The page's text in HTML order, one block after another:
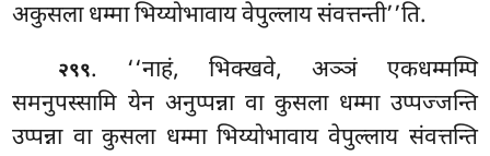
अकुसला धम्मा भिय्योभावाय वेपुल्लाय संवत्तन्ती’’ति.
२९९. ‘‘नाहं, भिक्खवे, अञ्ञं एकधम्मम्पि
समनुपस्सामि येन अनुप्पन्ना वा कुसला धम्मा उप्पज्जन्ति
उप्पन्ना वा कुसला धम्मा भिय्योभावाय वेपुल्लाय संवत्तन्ति